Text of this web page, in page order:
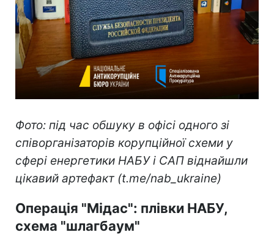
Фото: під час обшуку в офісі одного зі
співорганізаторів корупційної схеми у
сфері енергетики НАБУ і САП віднайшли
цікавий артефакт (t.me/nab_ukraine)
Операція "Мідас": плівки НАБУ,
схема "шлагбаум"